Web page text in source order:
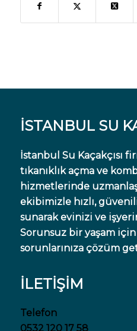
İSTANBUL SU
İstanbul Su Kaçakçısı
tıkanıklık açma ve
hizmetlerinde
ekibimizle hızlı,
sunarak evinizi ve
Sorunsuz bir yaşam
sorunlarınıza çözüm
İLETİŞİM
Telefon
0532 120 17 58